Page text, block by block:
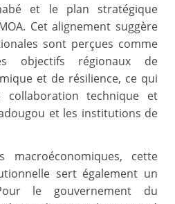
et le plan stratégique
Cet alignement suggère
sont perçues comme
objectifs régionaux de
et de résilience, ce qui
technique et
et les institutions de
macroéconomiques, cette
sert également un
le gouvernement du